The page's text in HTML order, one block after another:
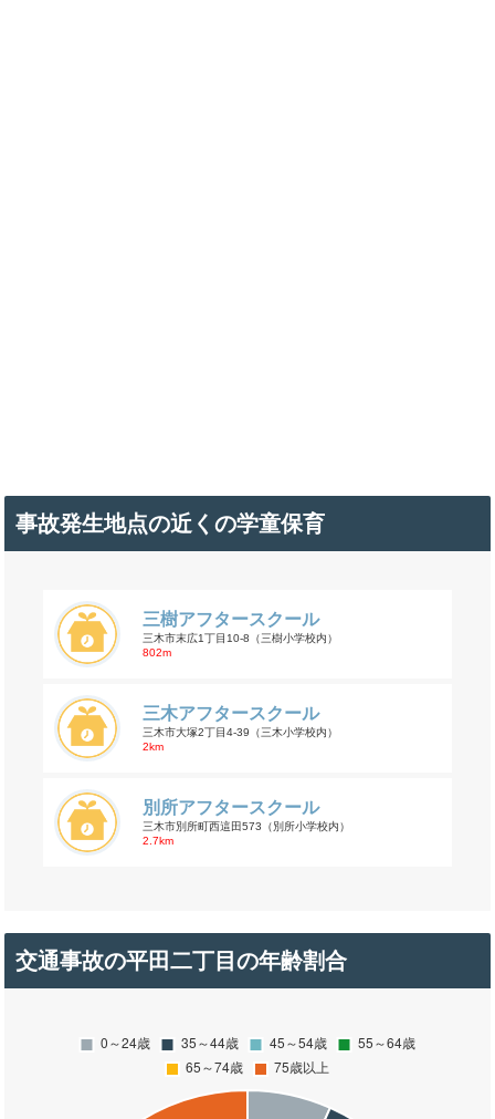
事故発生地点の近くの学童保育
三樹アフタースクール
三木市末広1丁目10-8（三樹小学校内）
802m
三木アフタースクール
三木市大塚2丁目4-39（三木小学校内）
2km
別所アフタースクール
三木市別所町西這田573（別所小学校内）
2.7km
交通事故の平田二丁目の年齢割合